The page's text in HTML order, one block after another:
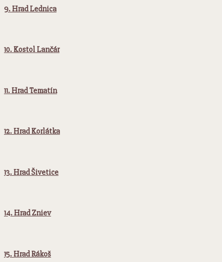
9. Hrad Lednica
10. Kostol Lančár
11. Hrad Tematín
12. Hrad Korlátka
13. Hrad Šivetice
14. Hrad Zniev
15. Hrad Rákoš